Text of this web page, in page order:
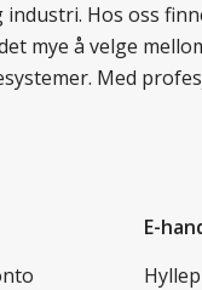
Hos oss
mye å velge
Med
E-